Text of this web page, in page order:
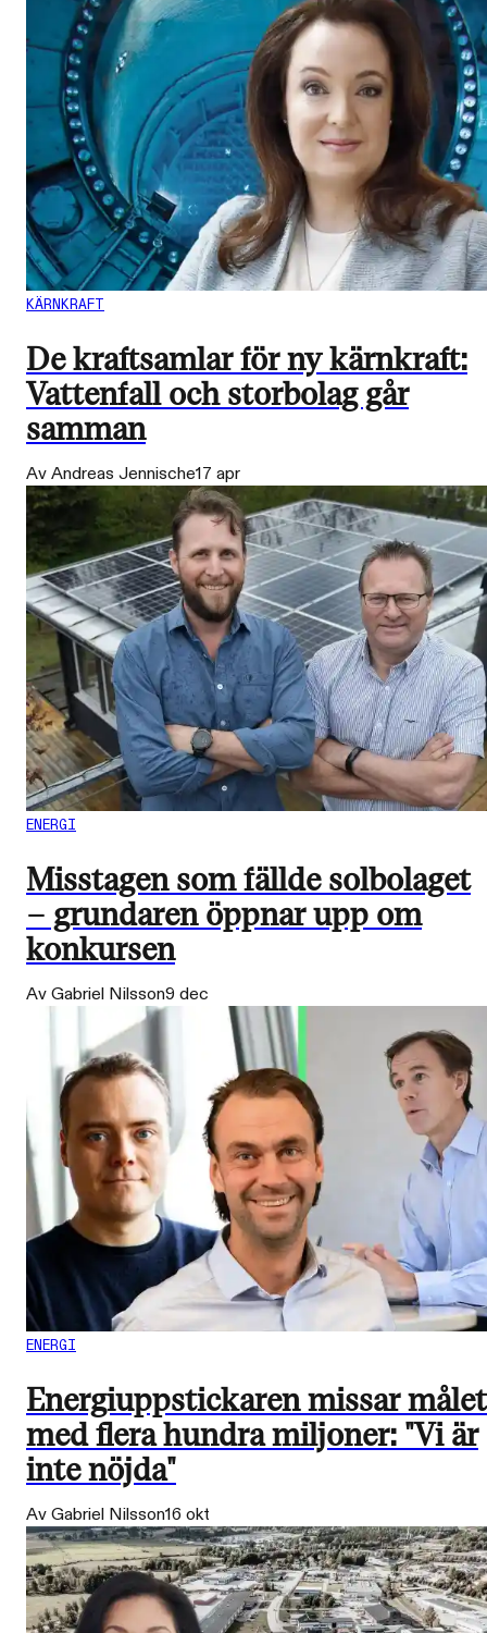
KÄRNKRAFT
De kraftsamlar för ny kärnkraft:
Vattenfall och storbolag går
samman
Av Andreas Jennische17 apr
ENERGI
Misstagen som fällde solbolaget
– grundaren öppnar upp om
konkursen
Av Gabriel Nilsson9 dec
ENERGI
Energiuppstickaren missar målet
med flera hundra miljoner: "Vi är
inte nöjda"
Av Gabriel Nilsson16 okt